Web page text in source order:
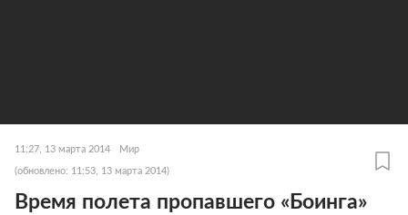
11:27, 13 марта 2014 Мир
(обновлено: 11:53, 13 марта 2014)
Время полета пропавшего «Боинга»